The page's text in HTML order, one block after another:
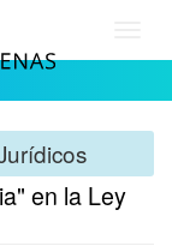
en la Ley